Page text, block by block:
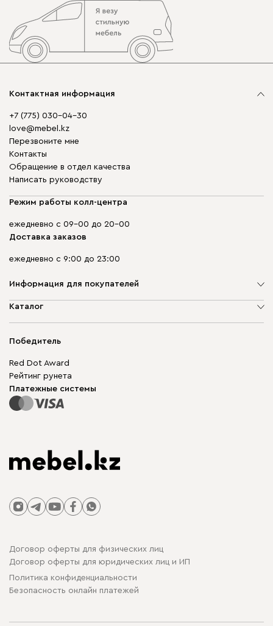
Контактная информация
+7 (775) 030-04-30
love@mebel.kz
Перезвоните мне
Контакты
Обращение в отдел качества
Написать руководству
Режим работы колл-центра
ежедневно с 09-00 до 20-00
Доставка заказов
ежедневно с 9:00 до 23:00
Информация для покупателей
О компании
Гарантия
Для бизнеса
Карта сайта
Каталог
Корпусная мебель
Модульная мебель
Столы и стулья
Победитель
Red Dot Award
Рейтинг рунета
Платежные системы
Договор оферты для физических лиц
Договор оферты для юридических лиц и ИП
Политика конфиденциальности
Безопасность онлайн платежей